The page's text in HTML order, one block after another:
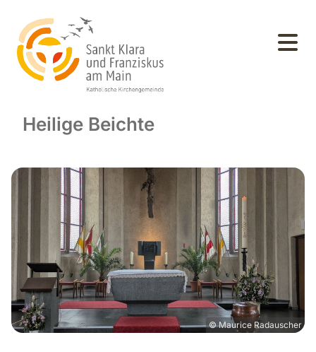
Heilige Beichte
© Maurice Radauscher